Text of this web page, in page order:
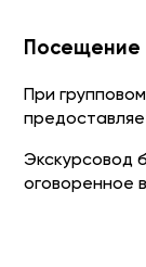
Посещение
При
Экскурсовод
оговоренное